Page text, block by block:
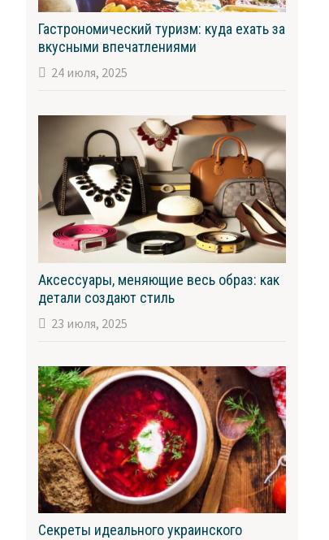
Гастрономический туризм: куда ехать за
вкусными впечатлениями
24 июля, 2025
Аксессуары, меняющие весь образ: как
детали создают стиль
23 июля, 2025
Секреты идеального украинского